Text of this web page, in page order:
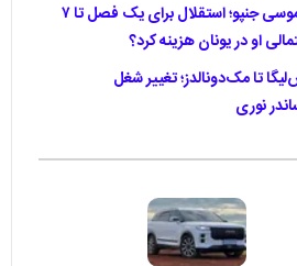
قرارداد عجیب موسی جنپو؛ استقلال برای یک فصل تا ۷
او در یونان هزینه کرد؟
تا مک‌دونالدز؛ تغییر شغل
نوری